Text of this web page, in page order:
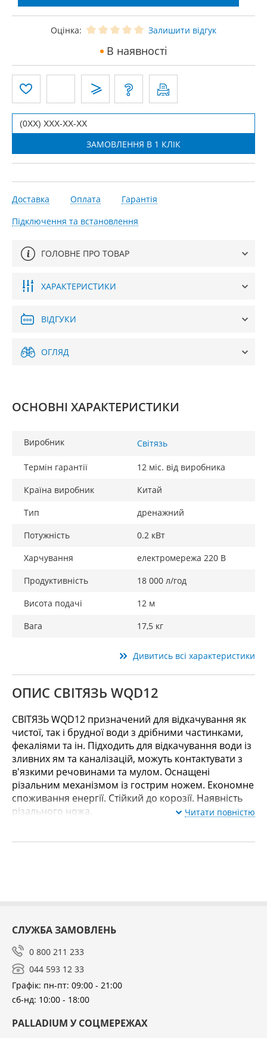
Оцінка: Залишити відгук
В наявності
Доставка Оплата
Гарантія
Підключення та встановлення
ГОЛОВНЕ ПРО ТОВАР
ХАРАКТЕРИСТИКИ
ВІДГУКИ
ОГЛЯД
ОСНОВНІ ХАРАКТЕРИСТИКИ
Виробник Світязь
Термін гарантії
12 міс. від виробника
Країна виробник
Китай
Тип
дренажний
Потужність
0.2 кВт
Харчування
електромережа 220 В
Продуктивність
18 000 л/год
Висота подачі
12 м
Вага
17,5 кг
Дивитись всі характеристики
ОПИС СВІТЯЗЬ WQD12
СВІТЯЗЬ WQD12 призначений для відкачування як
чистої, так і брудної води з дрібними частинками,
фекаліями та ін. Підходить для відкачування води із
зливних ям та каналізацій, можуть контактувати з
в'язкими речовинами та мулом. Оснащені
різальним механізмом із гострим ножем. Економне
споживання енергії. Стійкий до корозії. Наявність
різального ножа.
Читати повністю
СЛУЖБА ЗАМОВЛЕНЬ
0 800 211 233
044 593 12 33
Графік: пн-пт: 09:00 - 21:00
сб-нд: 10:00 - 18:00
PALLADIUM У СОЦМЕРЕЖАХ